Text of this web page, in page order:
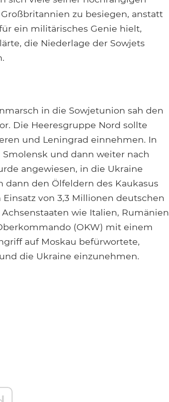
zu besiegen, anstatt
ein militärisches Genie hielt,
die Niederlage der Sowjets
in die Sowjetunion sah den
Die Heeresgruppe Nord sollte
und Leningrad einnehmen. In
und dann weiter nach
angewiesen, in die Ukraine
den Ölfeldern des Kaukasus
von 3,3 Millionen deutschen
wie Italien, Rumänien
(OKW) mit einem
auf Moskau befürwortete,
die Ukraine einzunehmen.